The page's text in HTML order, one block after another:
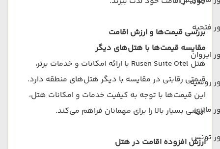
فتحیه
ایروان
روسیه
مالزی
تونس
بررسی قیمت‌ها و ارزش اقامت
مقایسه قیمت‌ها با هتل‌های دیگر
هتل Rusen Suite Otel با ارائه امکانات و خدمات برتر،
قیمتی رقابتی در مقایسه با دیگر هتل‌های منطقه دارد.
این قیمت‌ها با توجه به کیفیت خدمات و امکانات هتل،
ارزشی بسیار بالا را برای مهمانان فراهم می‌کند.
ارزش افزوده اقامت در هتل